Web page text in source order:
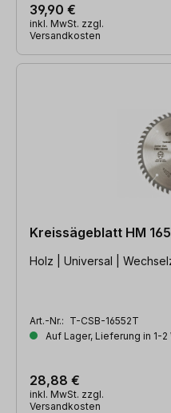
39,90 €
inkl. MwSt. zzgl.
Versandkosten
Kreissägeblatt HM
Holz | Universal |
Art.-Nr.: T-CSB-16552T
Auf Lager, Lieferung in 1-2
28,88 €
inkl. MwSt. zzgl.
Versandkosten